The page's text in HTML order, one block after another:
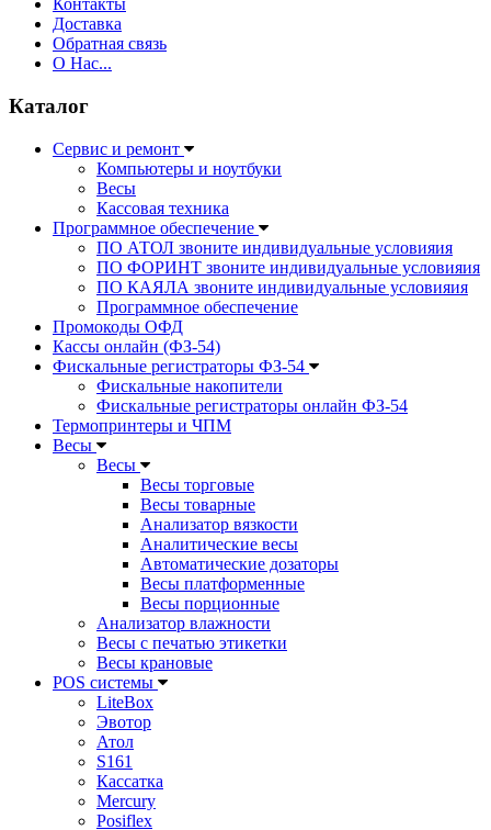
Контакты
Доставка
Обратная связь
О Нас...
Каталог
Сервис и ремонт
Компьютеры и ноутбуки
Весы
Кассовая техника
Программное обеспечение
ПО АТОЛ звоните индивидуальные условияия
ПО ФОРИНТ звоните индивидуальные условияия
ПО КАЯЛА звоните индивидуальные условияия
Программное обеспечение
Промокоды ОФД
Кассы онлайн (ФЗ-54)
Фискальные регистраторы ФЗ-54
Фискальные накопители
Фискальные регистраторы онлайн ФЗ-54
Термопринтеры и ЧПМ
Весы
Весы
Весы торговые
Весы товарные
Анализатор вязкости
Аналитические весы
Автоматические дозаторы
Весы платформенные
Весы порционные
Анализатор влажности
Весы с печатью этикетки
Весы крановые
POS системы
LiteBox
Эвотор
Атол
S161
Кассатка
Mercury
Posiflex